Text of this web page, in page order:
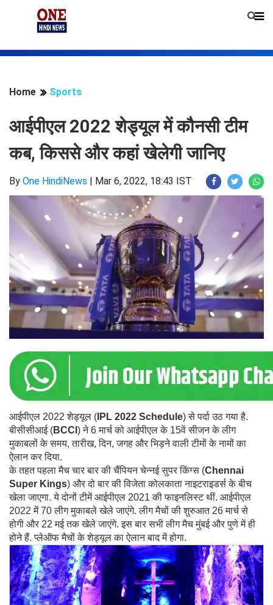
Home Sports
आईपीएल 2022 शेड्यूल में कौनसी टीम
कब, किससे और कहां खेलेगी जानिए
By One HindiNews | Mar 6, 2022, 18:43 IST
आईपीएल 2022 शेड्यूल ( IPL 2022 Schedule) से पर्दा उठ गया है.
बीसीसीआई (BCCI ) ने 6 मार्च को आईपीएल के 15वें सीजन के लीग
मुकाबलों के समय, तारीख, दिन, जगह और भिड़ने वाली टीमों के नामों का
ऐलान कर दिया.
के तहत पहला मैच चार बार की चैंपियन चेन्नई सुपर किंग्स (Chennai
Super Kings) और दो बार की विजेता कोलकाता नाइटराइडर्स के बीच
खेला जाएगा. ये दोनों टीमें आईपीएल 2021 की फाइनलिस्ट थीं. आईपीएल
2022 में 70 लीग मुकाबले खेले जाएंगे. लीग मैचों की शुरुआत 26 मार्च से
होगी और 22 मई तक खेले जाएंगे. इस बार सभी लीग मैच मुंबई और पुणे में ही
होने हैं. प्लेऑफ मैचों के शेड्यूल का ऐलान बाद में होगा.